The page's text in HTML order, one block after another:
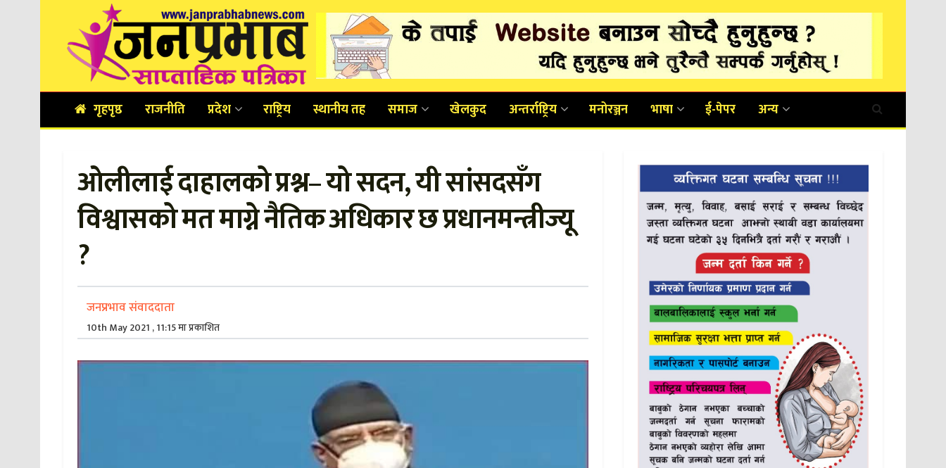
गृहपृष्ठ राजनीति प्रदेश राष्ट्रिय स्थानीय तह समाज खेलकुद अन्तर्राष्ट्रिय मनोरञ्जन भाषा ई-पेपर अन्य
ओलीलाई दाहालको प्रश्न– यो सदन, यी सांसदसँग
विश्वासको मत माग्ने नैतिक अधिकार छ प्रधानमन्त्रीज्यू
?
जनप्रभाव संवाददाता
10th May 2021 , 11:15 मा प्रकाशित